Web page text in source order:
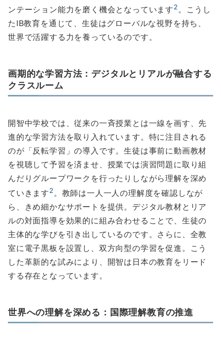
ンテーション能力を磨く機会となっています2 。こうし
たIB教育を通じて、生徒はグローバルな視野を持ち、
世界で活躍する力を養っているのです。
画期的な学習方法：デジタルとリアルが融合する
クラスルーム
開智中学校では、従来の一斉授業とは一線を画す、先
進的な学習方法を取り入れています。特に注目される
のが「反転学習」の導入です。生徒は事前に動画教材
を視聴して予習を済ませ、授業では演習問題に取り組
んだりグループワークを行ったりしながら理解を深め
ていきます2。教師は一人一人の理解度を確認しなが
ら、きめ細かなサポートを提供。デジタル教材とリア
ルの対面指導を効果的に組み合わせることで、生徒の
主体的な学びを引き出しているのです。さらに、全教
室に電子黒板を設置し、双方向型の学習を促進。こう
した革新的な試みにより、開智は日本の教育をリード
する存在となっています。
世界への理解を深める：国際理解教育の推進